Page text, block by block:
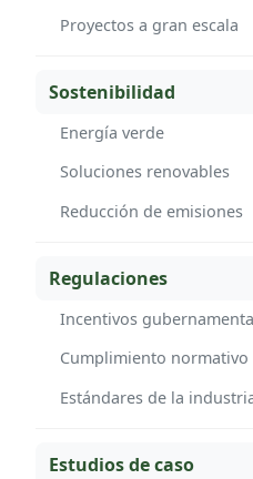
Proyectos a gran escala
Sostenibilidad
Energía verde
Soluciones renovables
Reducción de emisiones
Regulaciones
Incentivos
Cumplimiento normativo
Estándares de la
Estudios de caso